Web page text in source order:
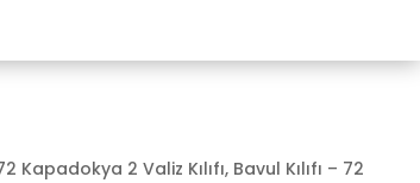
Kapadokya 2 Valiz Kılıfı, Bavul Kılıfı – 72